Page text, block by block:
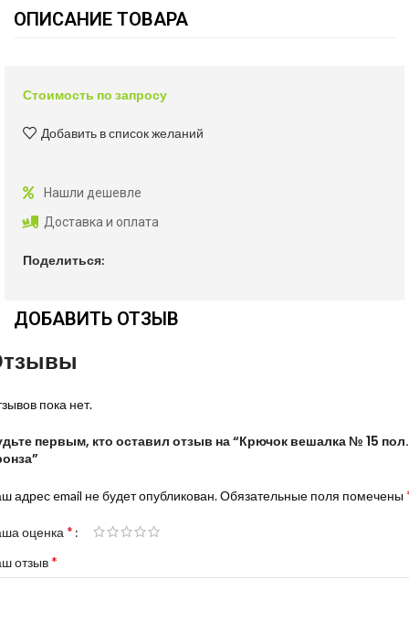
ОПИСАНИЕ ТОВАРА
Стоимость по запросу
Добавить в список желаний
Нашли дешевле
Доставка и оплата
Поделиться:
ДОБАВИТЬ ОТЗЫВ
пока нет.
первым, кто оставил отзыв на “Крючок вешалка № 15 пол.
адрес email не будет опубликован.Обязательные поля помечены
оценка *
отзыв*